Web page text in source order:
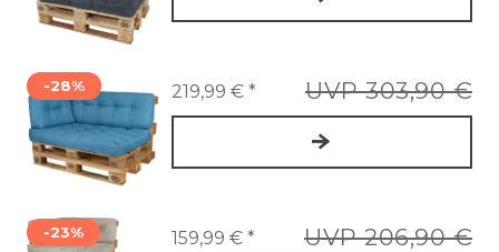
-28% UVP 303,90 €
219,99 € *
-23% UVP 206,90 €
159,99 € *